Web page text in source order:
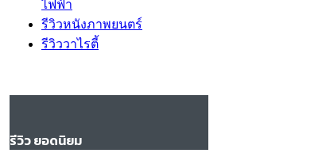
ไฟฟ้า
รีวิวหนังภาพยนตร์
รีวิววาไรตี้
รีวิว ยอดนิยม